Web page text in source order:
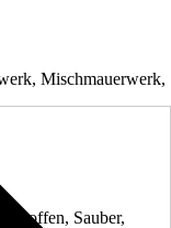
Mischmauerwerk,
Stoffen, Sauber,